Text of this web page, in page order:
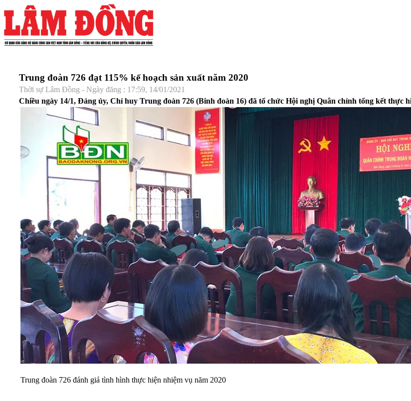
Trung đoàn 726 đạt 115% kế hoạch sản xuất năm 2020
Thời sự Lâm Đồng - Ngày đăng : 17:59, 14/01/2021
Chiều ngày 14/1, Đảng ủy, Chỉ huy Trung đoàn 726 (Binh đoàn 16) đã tổ chức Hội nghị Quân chính tổng kết thực
Trung đoàn 726 đánh giá tình hình thực hiện nhiệm vụ năm 2020